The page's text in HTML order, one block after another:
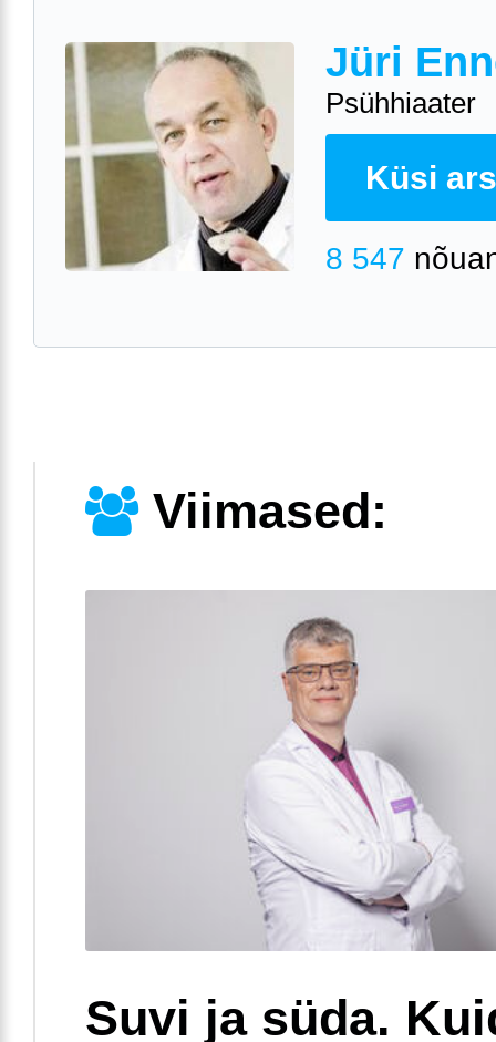
Jüri
Psühhiaater
Küsi
8 547
Viimased:
Suvi ja süda.